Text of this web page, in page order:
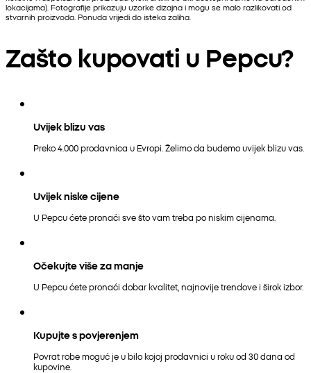
lokacijama). Fotografije prikazuju uzorke dizajna i mogu se malo razlikovati od
stvarnih proizvoda. Ponuda vrijedi do isteka zaliha.
Zašto kupovati u Pepcu?
Uvijek blizu vas
Preko 4.000 prodavnica u Evropi. Želimo da budemo uvijek blizu vas.
Uvijek niske cijene
U Pepcu ćete pronaći sve što vam treba po niskim cijenama.
Očekujte više za manje
U Pepcu ćete pronaći dobar kvalitet, najnovije trendove i širok izbor.
Kupujte s povjerenjem
Povrat robe moguć je u bilo kojoj prodavnici u roku od 30 dana od
kupovine.